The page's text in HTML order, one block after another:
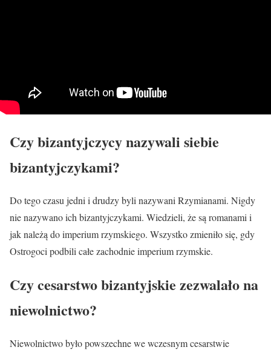
Czy bizantyjczycy nazywali siebie
bizantyjczykami?
Do tego czasu jedni i drudzy byli nazywani Rzymianami. Nigdy
nie nazywano ich bizantyjczykami. Wiedzieli, że są romanami i
jak należą do imperium rzymskiego. Wszystko zmieniło się, gdy
Ostrogoci podbili całe zachodnie imperium rzymskie.
Czy cesarstwo bizantyjskie zezwalało na
niewolnictwo?
Niewolnictwo było powszechne we wczesnym cesarstwie